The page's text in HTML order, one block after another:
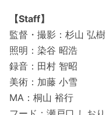
【Staff】
監督・撮影：杉山 弘樹
照明：染谷 昭浩
録音：田村 智昭
美術：加藤 小雪
MA：桐山 裕行